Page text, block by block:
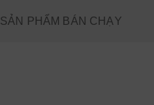
SẢN PHẨM BÁN CHẠY